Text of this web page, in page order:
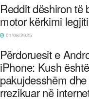
Reddit dëshiron të
motor kërkimi
01/08/2025
Përdoruesit e
iPhone: Kush
pakujdesshëm
rrezikuar në